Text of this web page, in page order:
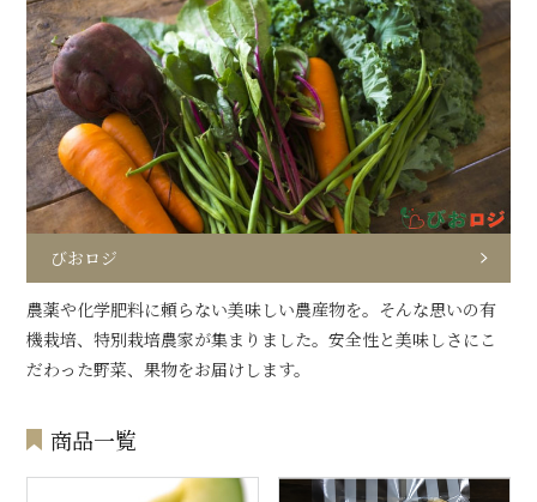
びおロジ
農薬や化学肥料に頼らない美味しい農産物を。そんな思いの有
機栽培、特別栽培農家が集まりました。安全性と美味しさにこ
だわった野菜、果物をお届けします。
商品一覧